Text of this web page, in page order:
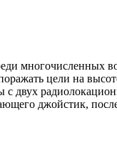
многочисленных
цели на
двух
джойстик,